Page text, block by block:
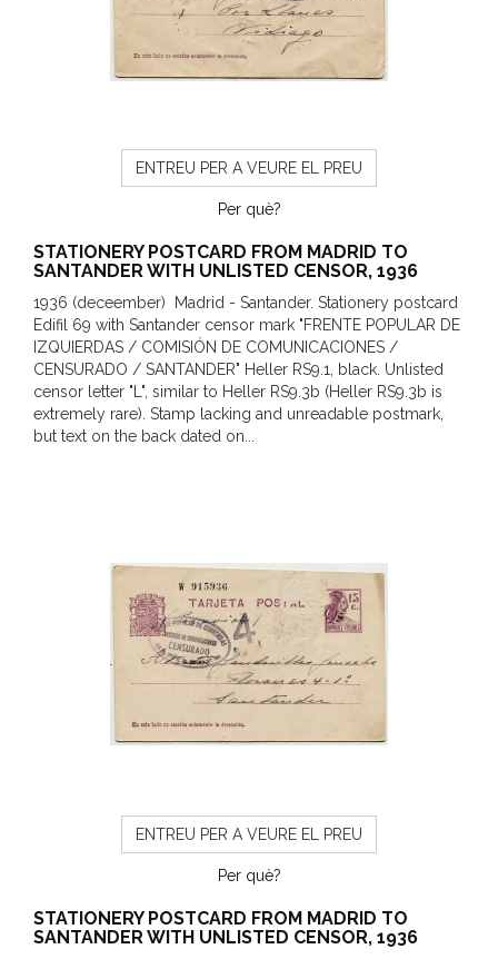
ENTREU PER A VEURE EL PREU
Per què?
STATIONERY POSTCARD FROM MADRID TO
SANTANDER WITH UNLISTED CENSOR, 1936
1936 (deceember) Madrid - Santander. Stationery postcard
Edifil 69 with Santander censor mark "FRENTE POPULAR DE
IZQUIERDAS / COMISIÓN DE COMUNICACIONES /
CENSURADO / SANTANDER" Heller RS9.1, black. Unlisted
censor letter "L", similar to Heller RS9.3b (Heller RS9.3b is
extremely rare). Stamp lacking and unreadable postmark,
but text on the back dated on...
ENTREU PER A VEURE EL PREU
Per què?
STATIONERY POSTCARD FROM MADRID TO
SANTANDER WITH UNLISTED CENSOR, 1936